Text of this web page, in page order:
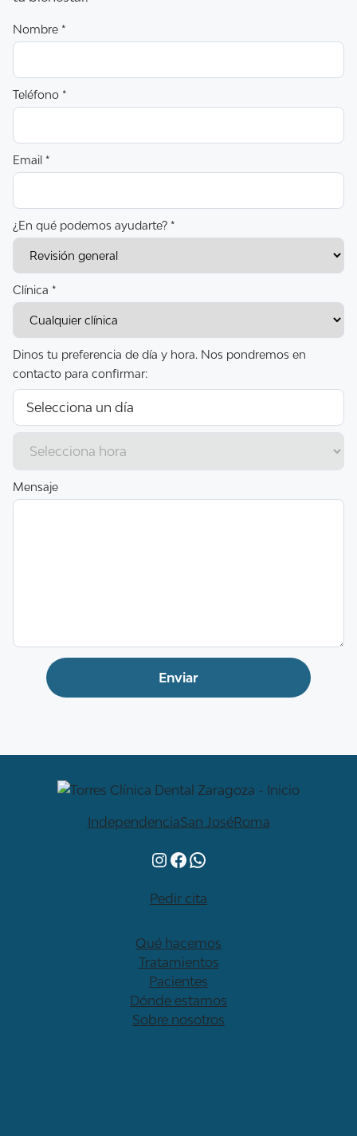
Nombre *
Teléfono *
Email *
¿En qué podemos ayudarte? *
Clínica *
Dinos tu preferencia de día y hora. Nos pondremos en
contacto para confirmar:
Mensaje
IndependenciaSan JoséRoma
Instagram
Facebook
WhatsApp
Pedir cita
Qué hacemos
Tratamientos
Pacientes
Dónde estamos
Sobre nosotros